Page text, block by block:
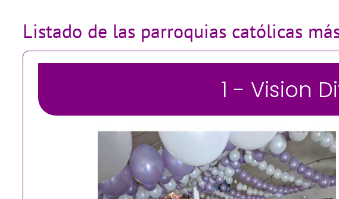
Listado de las parroquias católicas
1 - Vision